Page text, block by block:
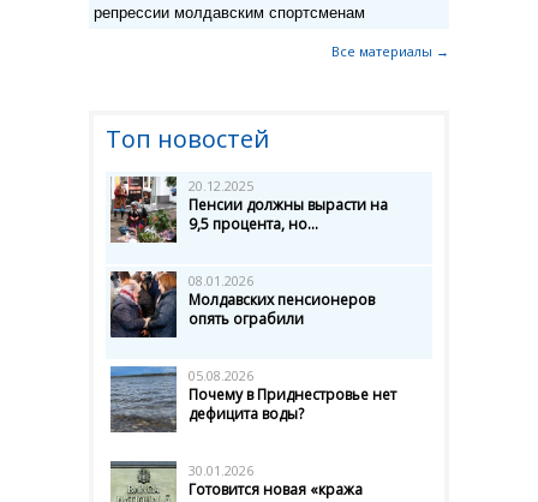
репрессии молдавским спортсменам
Все материалы →
Топ новостей
20.12.2025
Пенсии должны вырасти на
9,5 процента, но...
08.01.2026
Молдавских пенсионеров
опять ограбили
05.08.2026
Почему в Приднестровье нет
дефицита воды?
30.01.2026
Готовится новая «кража